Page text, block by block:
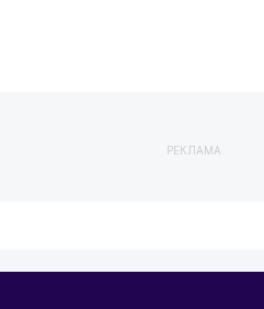
РЕКЛАМА